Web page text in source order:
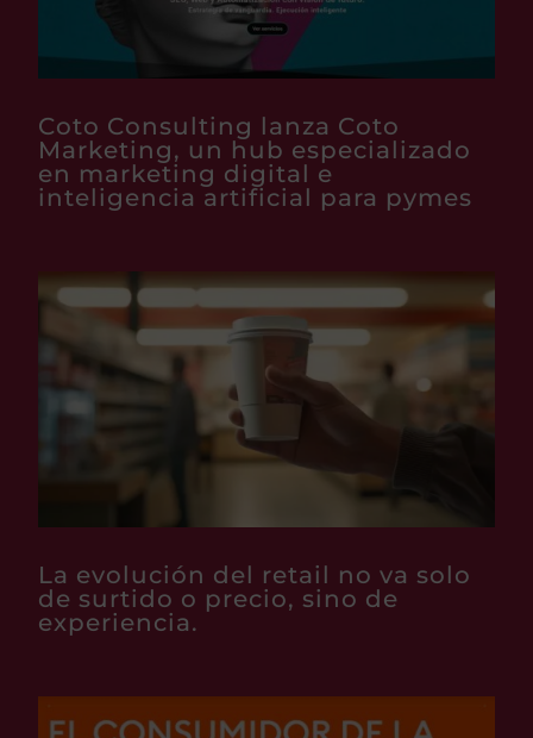
Coto Consulting lanza Coto
Marketing, un hub especializado
en marketing digital e
inteligencia artificial para pymes
La evolución del retail no va solo
de surtido o precio, sino de
experiencia.